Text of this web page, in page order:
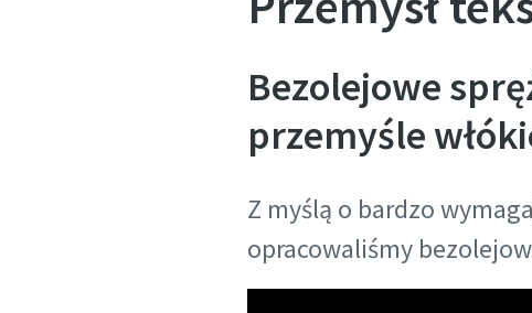
Bezolejowe
przemyśle
Z myślą o bardzo
opracowaliśmy